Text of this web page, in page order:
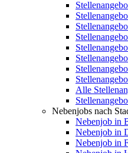
Alle
Nebenjobs nach
Nebenjob in
Nebenjob in
Nebenjob in